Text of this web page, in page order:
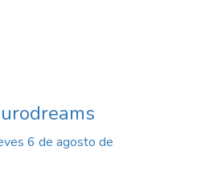
6 de agosto de